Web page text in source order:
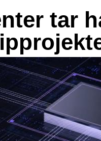
tar